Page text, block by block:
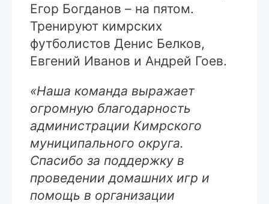
Егор Богданов – на пятом.
Тренируют кимрских
футболистов Денис Белков,
Евгений Иванов и Андрей Гоев.
«Наша команда выражает
огромную благодарность
администрации Кимрского
муниципального округа.
Спасибо за поддержку в
проведении домашних игр и
помощь в организации